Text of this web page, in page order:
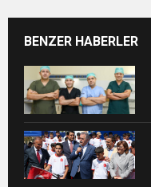
BENZER HABERLER